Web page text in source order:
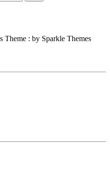
Theme : by Sparkle Themes